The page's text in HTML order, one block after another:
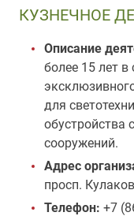
КУЗНЕЧНОЕ
Описание
более 15 лет в
для
обустройства
сооружений.
Адрес
просп.
Телефон: +7